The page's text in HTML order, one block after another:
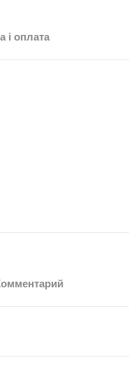
і оплата